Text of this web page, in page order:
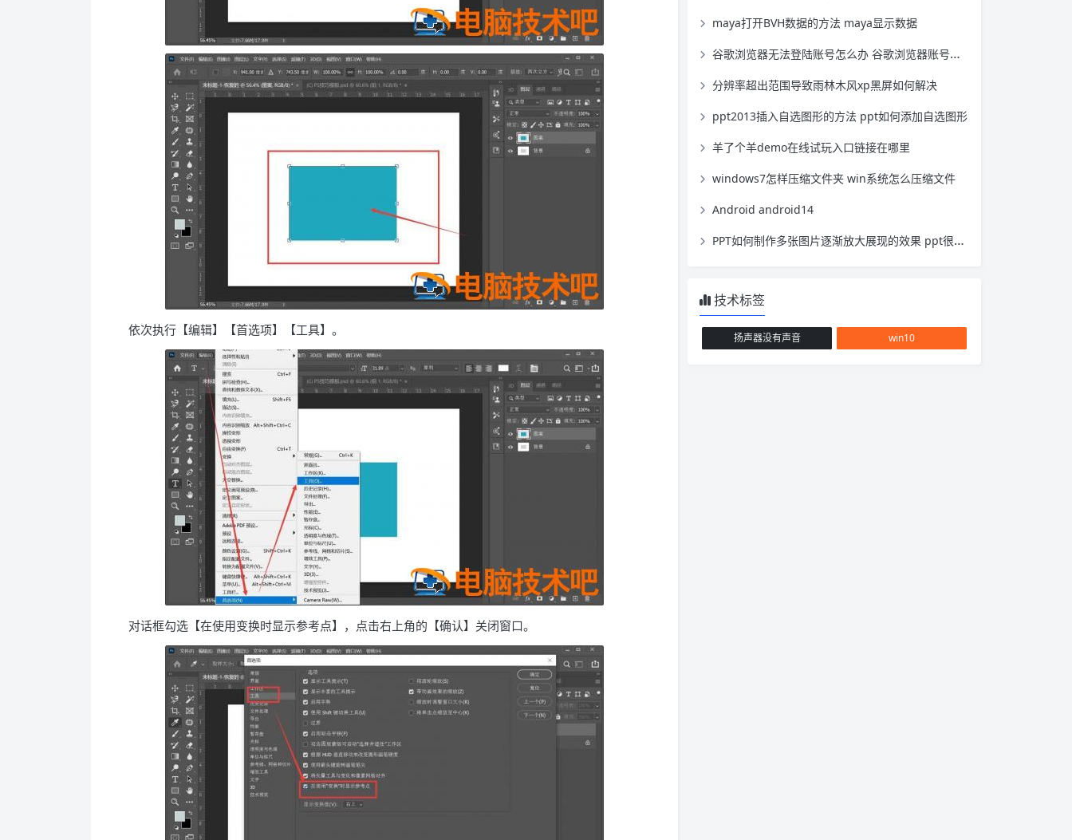
依次执行【编辑】【首选项】【工具】。
对话框勾选【在使用变换时显示参考点】，点击右上角的【确认】关闭窗口。
maya打开BVH数据的方法 maya显示数据
谷歌浏览器无法登陆账号怎么办 谷歌浏览器账号登录不了怎么办
分辨率超出范围导致雨林木风xp黑屏如何解决
ppt2013插入自选图形的方法 ppt如何添加自选图形
羊了个羊demo在线试玩入口链接在哪里
windows7怎样压缩文件夹 win系统怎么压缩文件
Android android14
PPT如何制作多张图片逐渐放大展现的效果 ppt很多图片 可以逐个放大吗
技术标签
扬声器没有声音 win10